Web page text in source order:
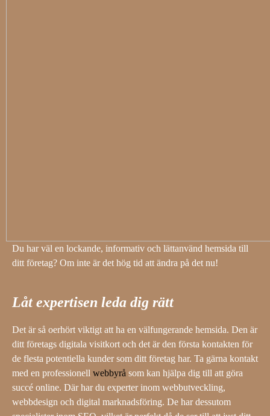
Du har väl en lockande, informativ och lättanvänd hemsida till
ditt företag? Om inte är det hög tid att ändra på det nu!
Låt expertisen leda dig rätt
Det är så oerhört viktigt att ha en välfungerande hemsida. Den är
ditt företags digitala visitkort och det är den första kontakten för
de flesta potentiella kunder som ditt företag har. Ta gärna kontakt
med en professionell webbyrå som kan hjälpa dig till att göra
succé online. Där har du experter inom webbutveckling,
webbdesign och digital marknadsföring. De har dessutom